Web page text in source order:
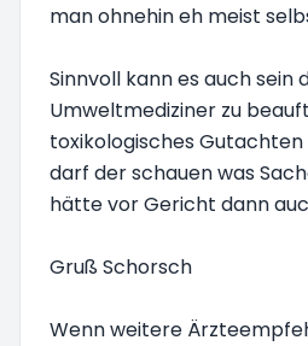
man ohnehin eh meist
Sinnvoll kann es auch sein
Umweltmediziner zu
toxikologisches
darf der schauen was
hätte vor Gericht dann
Gruß Schorsch
Wenn weitere